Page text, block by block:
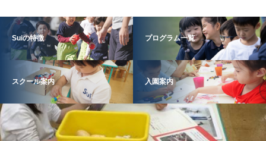
Suiの特徴 プログラム一覧
スクール案内 入園案内